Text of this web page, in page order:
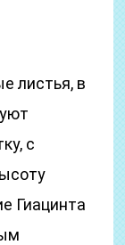
листья, в
с
Гиацинта